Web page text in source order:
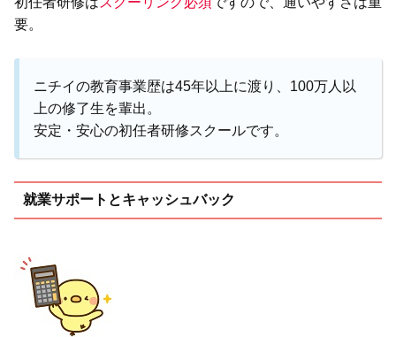
要。
ニチイの教育事業歴は45年以上に渡り、100万人以
上の修了生を輩出。
安定・安心の初任者研修スクールです。
就業サポートとキャッシュバック